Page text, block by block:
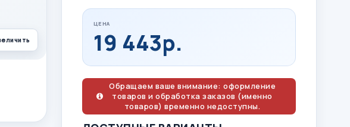
ЦЕНА
19 443р.
Обращаем ваше внимание: оформление
товаров и обработка заказов (именно
товаров) временно недоступны.